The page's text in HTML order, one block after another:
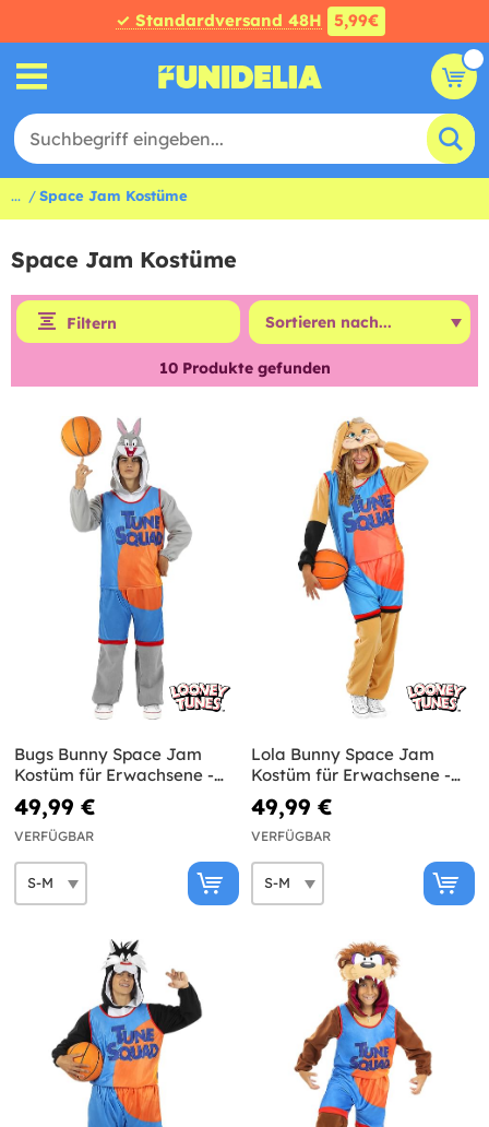
✓ Standardversand 48H 5,99€
... Space Jam Kostüme
Space Jam Kostüme
Filtern
10Produkte gefunden
Bugs Bunny Space Jam
Kostüm für Erwachsene -
Looney Tunes
49,99 €
VERFÜGBAR
Lola Bunny Space Jam
Kostüm für Erwachsene -
Looney Tunes
49,99 €
VERFÜGBAR